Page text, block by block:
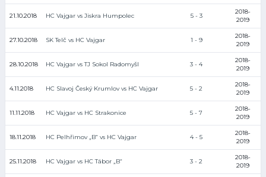
21.10.2018 HC Vajgar vs Jiskra Humpolec 5 - 3
2018-
2019
27.10.2018 SK Telč vs HC Vajgar 1 - 9
2018-
2019
28.10.2018 HC Vajgar vs TJ Sokol Radomyšl 3 - 4
2018-
2019
4.11.2018 HC Slavoj Český Krumlov vs HC Vajgar 5 - 2
2018-
2019
11.11.2018 HC Vajgar vs HC Strakonice 5 - 7
2018-
2019
18.11.2018 HC Pelhřimov „B“ vs HC Vajgar 4 - 5
2018-
2019
25.11.2018 HC Vajgar vs HC Tábor „B“ 3 - 2
2018-
2019